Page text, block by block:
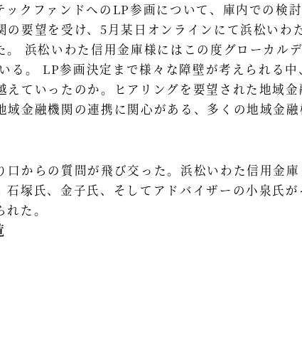
ックファンドへのLP参画について、庫内での検
の要望を受け、5月某日オンラインにて浜松いわ
。 浜松いわた信用金庫様にはこの度グローカル
る。 LP参画決定まで様々な障壁が考えられる
えていったのか。ヒアリングを要望された地域
域金融機関の連携に関心がある、多くの地域金
口からの質問が飛び交った。浜松いわた信用金
石塚氏、金子氏、そしてアドバイザーの小泉氏
た。